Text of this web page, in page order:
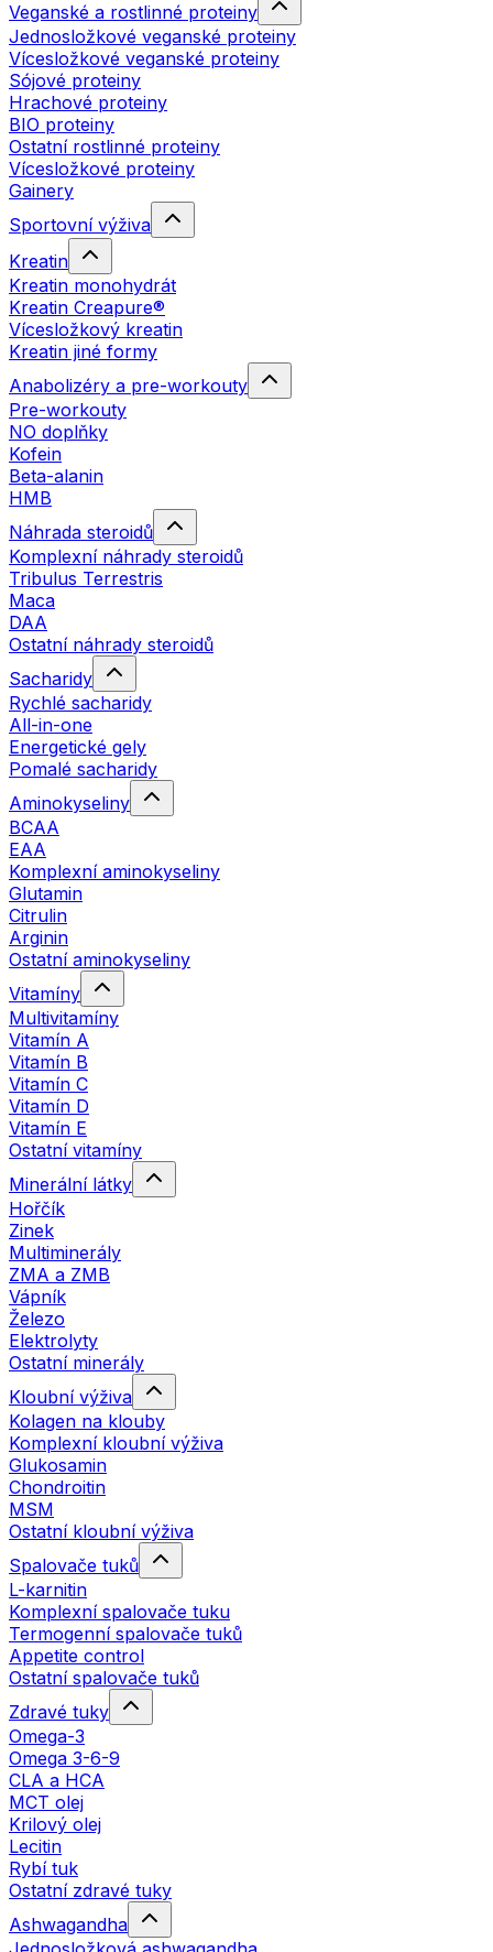
Veganské a rostlinné proteiny
Jednosložkové veganské proteiny
Vícesložkové veganské proteiny
Sójové proteiny
Hrachové proteiny
BIO proteiny
Ostatní rostlinné proteiny
Vícesložkové proteiny
Gainery
Sportovní výživa
Kreatin
Kreatin monohydrát
Kreatin Creapure®
Vícesložkový kreatin
Kreatin jiné formy
Anabolizéry a pre-workouty
Pre-workouty
NO doplňky
Kofein
Beta-alanin
HMB
Náhrada steroidů
Komplexní náhrady steroidů
Tribulus Terrestris
Maca
DAA
Ostatní náhrady steroidů
Sacharidy
Rychlé sacharidy
All-in-one
Energetické gely
Pomalé sacharidy
Aminokyseliny
BCAA
EAA
Komplexní aminokyseliny
Glutamin
Citrulin
Arginin
Ostatní aminokyseliny
Vitamíny
Multivitamíny
Vitamín A
Vitamín B
Vitamín C
Vitamín D
Vitamín E
Ostatní vitamíny
Minerální látky
Hořčík
Zinek
Multiminerály
ZMA a ZMB
Vápník
Železo
Elektrolyty
Ostatní minerály
Kloubní výživa
Kolagen na klouby
Komplexní kloubní výživa
Glukosamin
Chondroitin
MSM
Ostatní kloubní výživa
Spalovače tuků
L-karnitin
Komplexní spalovače tuku
Termogenní spalovače tuků
Appetite control
Ostatní spalovače tuků
Zdravé tuky
Omega-3
Omega 3-6-9
CLA a HCA
MCT olej
Krilový olej
Lecitin
Rybí tuk
Ostatní zdravé tuky
Ashwagandha